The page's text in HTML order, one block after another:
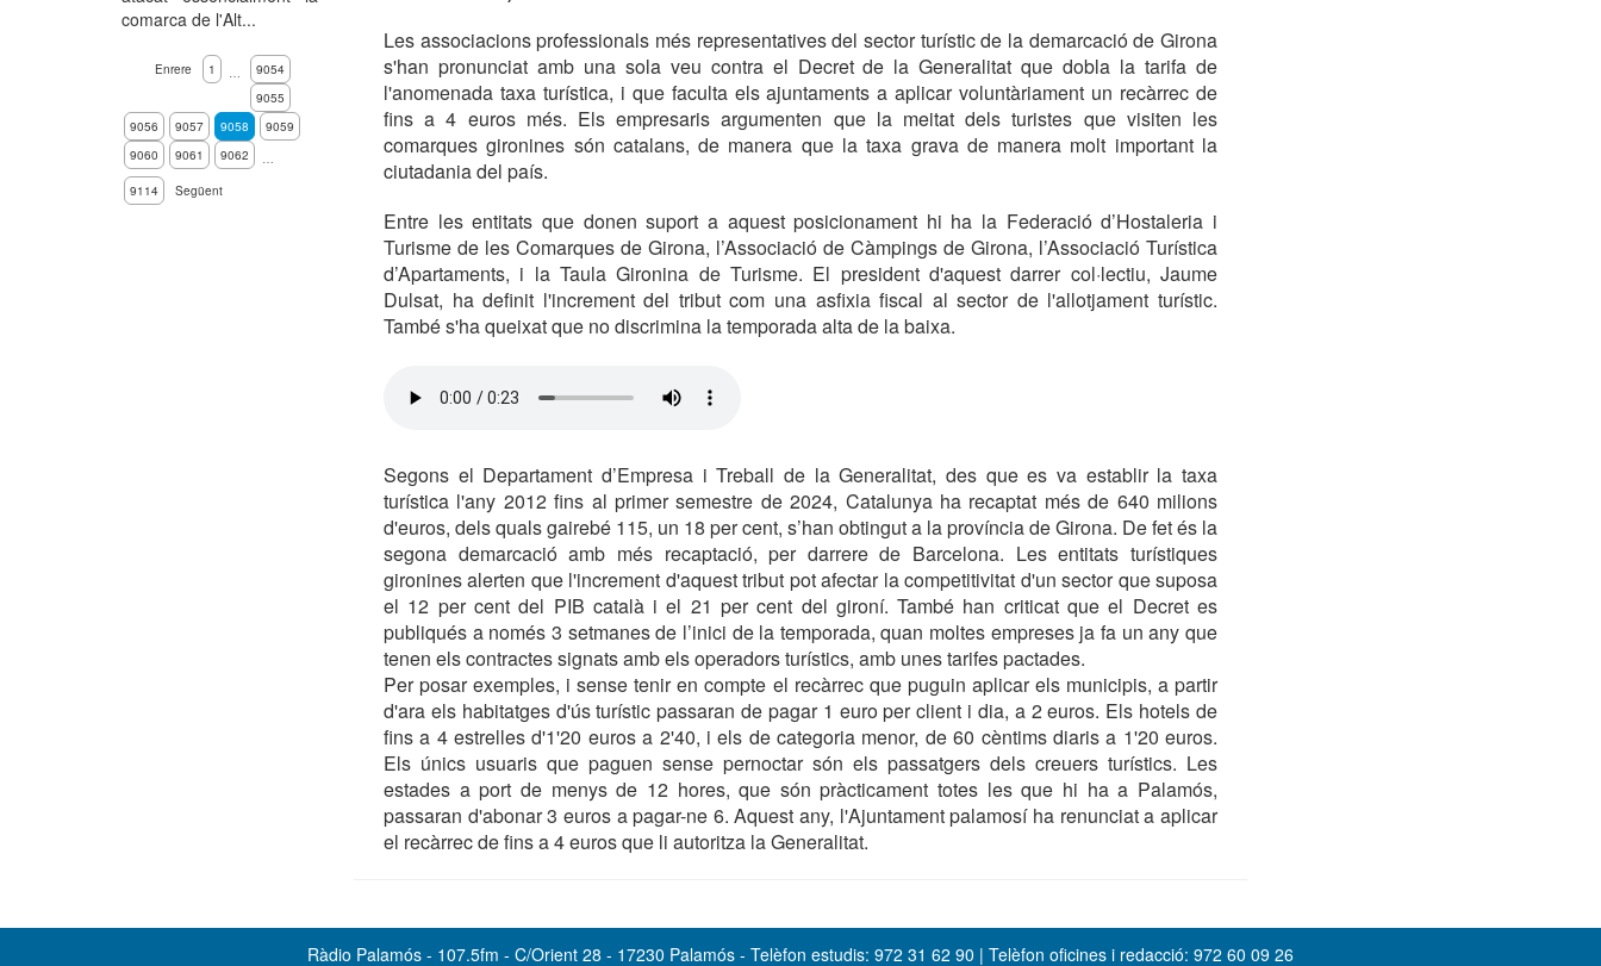
Les associacions professionals més representatives del sector turístic de la demarcació de Girona
s'han pronunciat amb una sola veu contra el Decret de la Generalitat que dobla la tarifa de
l'anomenada taxa turística, i que faculta els ajuntaments a aplicar voluntàriament un recàrrec de
fins a 4 euros més. Els empresaris argumenten que la meitat dels turistes que visiten les
comarques gironines són catalans, de manera que la taxa grava de manera molt important la
ciutadania del país.
Entre les entitats que donen suport a aquest posicionament hi ha la Federació d’Hostaleria i
Turisme de les Comarques de Girona, l’Associació de Càmpings de Girona, l’Associació Turística
d’Apartaments, i la Taula Gironina de Turisme. El president d'aquest darrer col·lectiu, Jaume
Dulsat, ha definit l'increment del tribut com una asfixia fiscal al sector de l'allotjament turístic.
També s'ha queixat que no discrimina la temporada alta de la baixa.
Segons el Departament d’Empresa i Treball de la Generalitat, des que es va establir la taxa
turística l'any 2012 fins al primer semestre de 2024, Catalunya ha recaptat més de 640 milions
d'euros, dels quals gairebé 115, un 18 per cent, s’han obtingut a la província de Girona. De fet és la
segona demarcació amb més recaptació, per darrere de Barcelona. Les entitats turístiques
gironines alerten que l'increment d'aquest tribut pot afectar la competitivitat d'un sector que suposa
el 12 per cent del PIB català i el 21 per cent del gironí. També han criticat que el Decret es
publiqués a només 3 setmanes de l’inici de la temporada, quan moltes empreses ja fa un any que
tenen els contractes signats amb els operadors turístics, amb unes tarifes pactades.
Per posar exemples, i sense tenir en compte el recàrrec que puguin aplicar els municipis, a partir
d'ara els habitatges d'ús turístic passaran de pagar 1 euro per client i dia, a 2 euros. Els hotels de
fins a 4 estrelles d'1'20 euros a 2'40, i els de categoria menor, de 60 cèntims diaris a 1'20 euros.
Els únics usuaris que paguen sense pernoctar són els passatgers dels creuers turístics. Les
estades a port de menys de 12 hores, que són pràcticament totes les que hi ha a Palamós,
passaran d'abonar 3 euros a pagar-ne 6. Aquest any, l'Ajuntament palamosí ha renunciat a aplicar
el recàrrec de fins a 4 euros que li autoritza la Generalitat.
comarca de l'Alt...
Enrere 1 …
9054
9055
9056
9057 9058
9059
9060
9061 9062
…
9114
Següent
Ràdio Palamós - 107.5fm - C/Orient 28 - 17230 Palamós - Telèfon estudis: 972 31 62 90 | Telèfon oficines i redacció: 972 60 09 26